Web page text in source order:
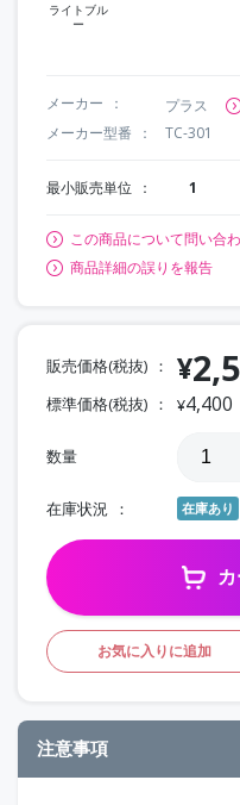
ライトブル
ー
メーカー プラス
メーカー型番
TC-301
最小販売単位 1
この商品について問い合
商品詳細の誤りを報告
販売価格(税抜) ¥
標準価格(税抜) ¥4,400
数量
在庫状況 在庫あり
お気に入りに追加
注意事項